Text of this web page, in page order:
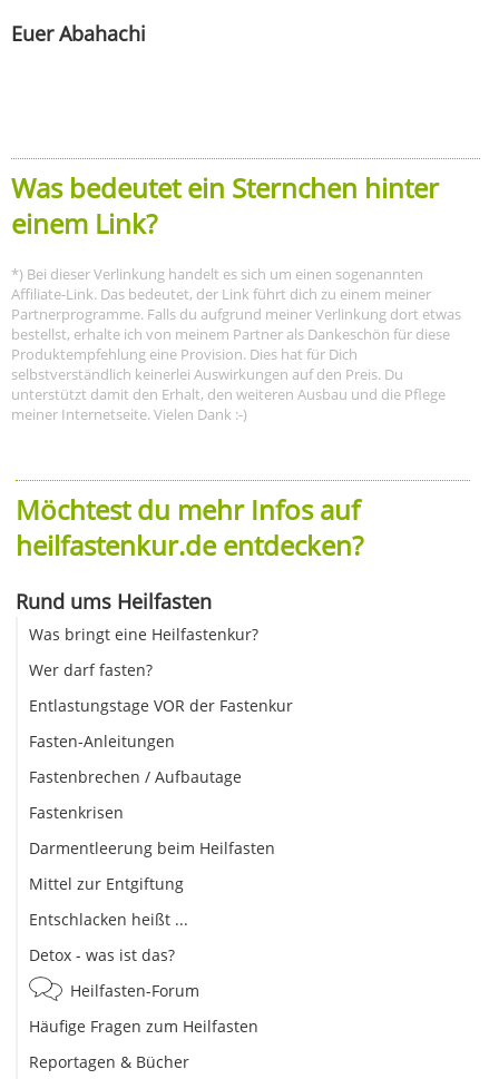
Euer Abahachi
Was bedeutet ein Sternchen hinter
einem Link?
*) Bei dieser Verlinkung handelt es sich um einen sogenannten
Affiliate-Link. Das bedeutet, der Link führt dich zu einem meiner
Partnerprogramme. Falls du aufgrund meiner Verlinkung dort etwas
bestellst, erhalte ich von meinem Partner als Dankeschön für diese
Produktempfehlung eine Provision. Dies hat für Dich
selbstverständlich keinerlei Auswirkungen auf den Preis. Du
unterstützt damit den Erhalt, den weiteren Ausbau und die Pflege
meiner Internetseite. Vielen Dank :-)
Möchtest du mehr Infos auf
heilfastenkur.de entdecken?
Rund ums Heilfasten
Was bringt eine Heilfastenkur?
Wer darf fasten?
Entlastungstage VOR der Fastenkur
Fasten-Anleitungen
Fastenbrechen / Aufbautage
Fastenkrisen
Darmentleerung beim Heilfasten
Mittel zur Entgiftung
Entschlacken heißt ...
Detox - was ist das?
Heilfasten-Forum
Häufige Fragen zum Heilfasten
Reportagen & Bücher